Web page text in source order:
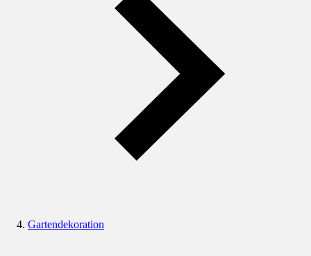
Gartendekoration